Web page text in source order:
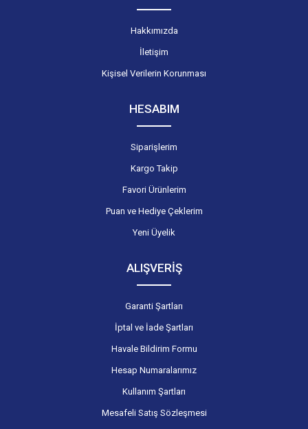
Hakkımızda
İletişim
Kişisel Verilerin Korunması
HESABIM
Siparişlerim
Kargo Takip
Favori Ürünlerim
Puan ve Hediye Çeklerim
Yeni Üyelik
ALIŞVERİŞ
Garanti Şartları
İptal ve İade Şartları
Havale Bildirim Formu
Hesap Numaralarımız
Kullanım Şartları
Mesafeli Satış Sözleşmesi